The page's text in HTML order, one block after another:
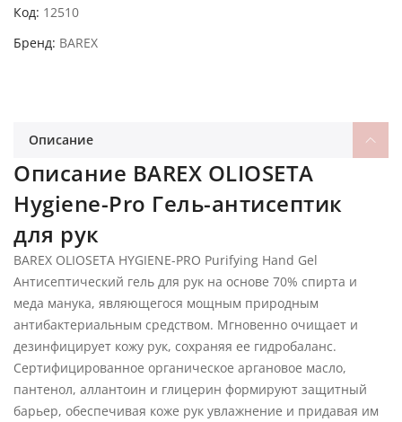
Код 12510
Бренд BAREX
Описание
Описание BAREX OLIOSETA
Hygiene-Pro Гель-антисептик
для рук
BAREX OLIOSETA HYGIENE-PRO Purifying Hand Gel
Антисептический гель для рук на основе 70% спирта и
меда манука, являющегося мощным природным
антибактериальным средством. Мгновенно очищает и
дезинфицирует кожу рук, сохраняя ее гидробаланс.
Сертифицированное органическое аргановое масло,
пантенол, аллантоин и глицерин формируют защитный
барьер, обеспечивая коже рук увлажнение и придавая им